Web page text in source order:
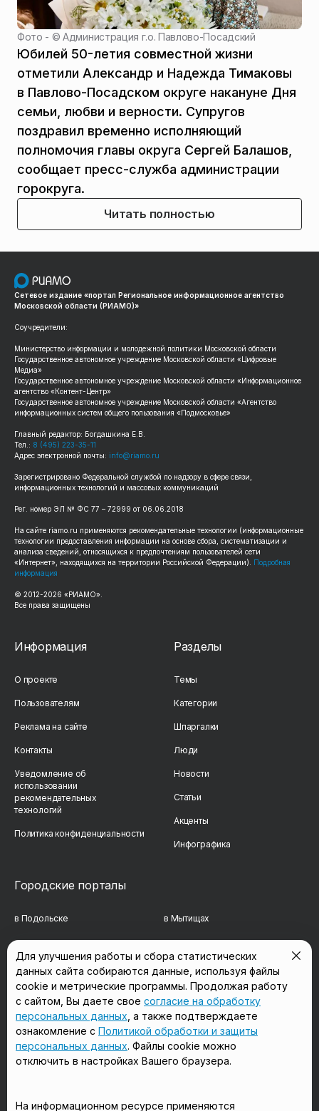
Фото - ©Администрация г.о. Павлово-Посадский
Юбилей 50-летия совместной жизни
отметили Александр и Надежда Тимаковы
в Павлово-Посадском округе накануне Дня
семьи, любви и верности. Супругов
поздравил временно исполняющий
полномочия главы округа Сергей Балашов,
сообщает пресс-служба администрации
горокруга.
Читать полностью
Сетевое издание «портал Региональное информационное агентство
Московской области (РИАМО)»
Соучредители:
Министерство информации и молодежной политики Московской области
Государственное автономное учреждение Московской области «Цифровые
Медиа»
Государственное автономное учреждение Московской области «Информационное
агентство «Контент-Центр»
Государственное автономное учреждение Московской области «Агентство
информационных систем общего пользования «Подмосковье»
Главный редактор: Богдашкина Е.В.
Тел.: 8 (495) 223-35-11
Адрес электронной почты: info@riamo.ru
Зарегистрировано Федеральной службой по надзору в сфере связи,
информационных технологий и массовых коммуникаций
Рег. номер ЭЛ № ФС 77 – 72999 от 06.06.2018
На сайте riamo.ru применяются рекомендательные технологии (информационные
технологии предоставления информации на основе сбора, систематизации и
анализа сведений, относящихся к предпочтениям пользователей сети
«Интернет», находящихся на территории Российской Федерации). Подробная
информация
© 2012-2026 «РИАМО».
Все права защищены
Информация
О проекте
Пользователям
Реклама на сайте
Контакты
Уведомление об
использовании
рекомендательных
технологий
Политика конфиденциальности
Разделы
Темы
Категории
Шпаргалки
Люди
Новости
Статьи
Акценты
Инфографика
Городские порталы
в Подольске в Мытищах
в Сергиевом Посаде в Люберцах
в Красногорске в Королёве
в Домодедово в Щёлково
Мы в соцсетях
Для улучшения работы и сбора статистических
данных сайта собираются данные, используя файлы
cookie и метрические программы. Продолжая работу
с сайтом, Вы даете свое согласие на обработку
персональных данных , а также подтверждаете
ознакомление с Политикой обработки и защиты
персональных данных. Файлы cookie можно
отключить в настройках Вашего браузера.
На информационном ресурсе применяются